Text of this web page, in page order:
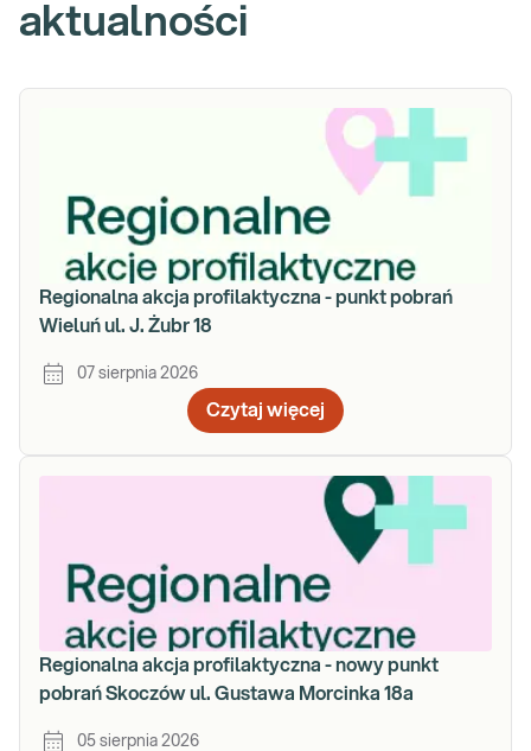
aktualności
Regionalna akcja profilaktyczna - punkt pobrań
Wieluń ul. J. Żubr 18
07 sierpnia 2026
Czytaj więcej
Regionalna akcja profilaktyczna - nowy punkt
pobrań Skoczów ul. Gustawa Morcinka 18a
05 sierpnia 2026